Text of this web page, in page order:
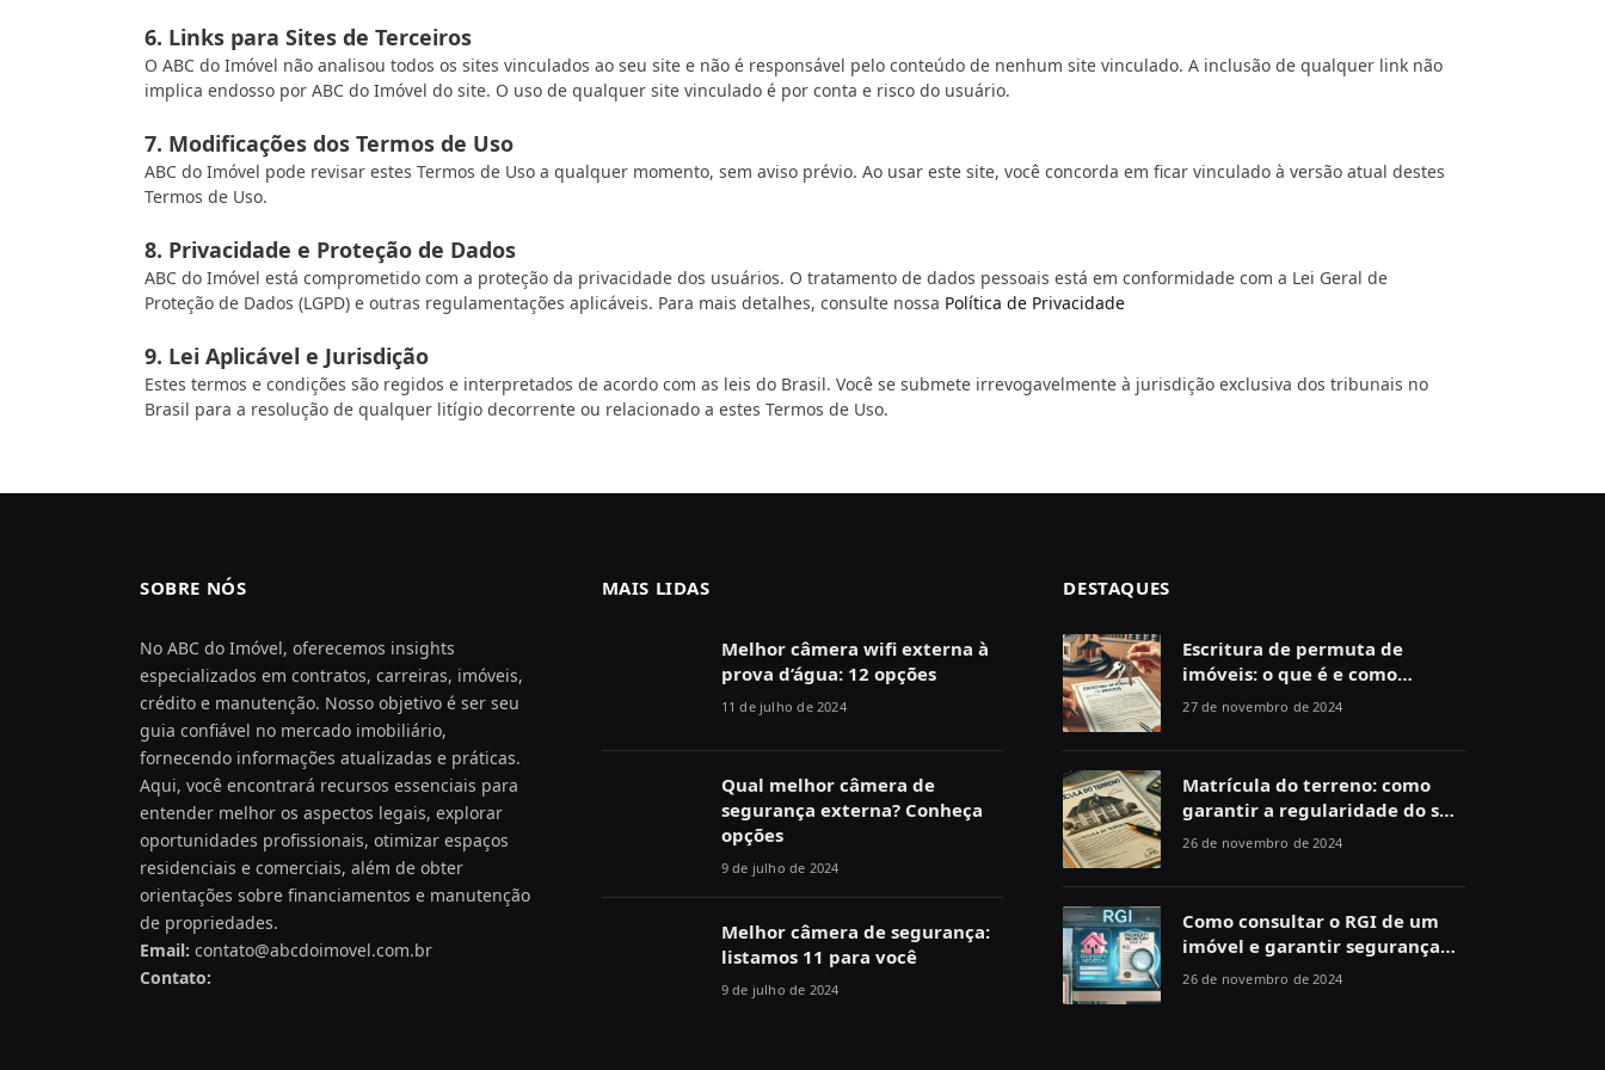
6. Links para Sites de Terceiros
O ABC do Imóvel não analisou todos os sites vinculados ao seu site e não é responsável pelo conteúdo de nenhum site vinculado. A inclusão de qualquer link não
implica endosso por ABC do Imóvel do site. O uso de qualquer site vinculado é por conta e risco do usuário.
7. Modificações dos Termos de Uso
ABC do Imóvel pode revisar estes Termos de Uso a qualquer momento, sem aviso prévio. Ao usar este site, você concorda em ficar vinculado à versão atual destes
Termos de Uso.
8. Privacidade e Proteção de Dados
ABC do Imóvel está comprometido com a proteção da privacidade dos usuários. O tratamento de dados pessoais está em conformidade com a Lei Geral de
Proteção de Dados (LGPD) e outras regulamentações aplicáveis. Para mais detalhes, consulte nossa Política de Privacidade
9. Lei Aplicável e Jurisdição
Estes termos e condições são regidos e interpretados de acordo com as leis do Brasil. Você se submete irrevogavelmente à jurisdição exclusiva dos tribunais no
Brasil para a resolução de qualquer litígio decorrente ou relacionado a estes Termos de Uso.
SOBRE NÓS
No ABC do Imóvel, oferecemos insights
especializados em contratos, carreiras, imóveis,
crédito e manutenção. Nosso objetivo é ser seu
guia confiável no mercado imobiliário,
fornecendo informações atualizadas e práticas.
Aqui, você encontrará recursos essenciais para
entender melhor os aspectos legais, explorar
oportunidades profissionais, otimizar espaços
residenciais e comerciais, além de obter
orientações sobre financiamentos e manutenção
de propriedades.
Email: contato@abcdoimovel.com.br
Contato:
MAIS LIDAS
Melhor câmera wifi externa à
prova d’água: 12 opções
11 de julho de 2024
Qual melhor câmera de
segurança externa? Conheça
opções
9 de julho de 2024
Melhor câmera de segurança:
listamos 11 para você
9 de julho de 2024
DESTAQUES
Escritura de permuta de
imóveis: o que é e como
funciona
27 de novembro de 2024
Matrícula do terreno: como
garantir a regularidade do seu
imóvel
26 de novembro de 2024
Como consultar o RGI de um
imóvel e garantir segurança
jurídica
26 de novembro de 2024